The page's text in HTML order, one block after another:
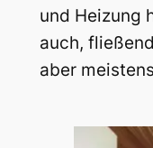
und Heizung
auch,
aber